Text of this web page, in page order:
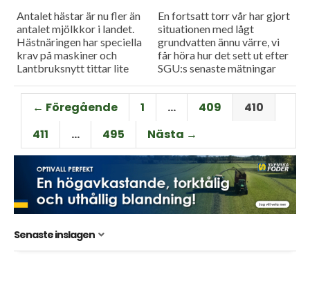
Antalet hästar är nu fler än
antalet mjölkkor i landet.
Hästnäringen har speciella
krav på maskiner och
Lantbruksnytt tittar lite
antalet stölder av
växtskyddsmedel...
En fortsatt torr vår har gjort
situationen med lågt
grundvatten ännu värre, vi
får höra hur det sett ut efter
SGU:s senaste mätningar
gjort entré...
← Föregående 1 … 409
410
411
… 495 Nästa →
Senaste inslagen